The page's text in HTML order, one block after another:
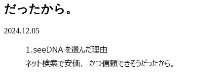
だったから。
2024.12.05